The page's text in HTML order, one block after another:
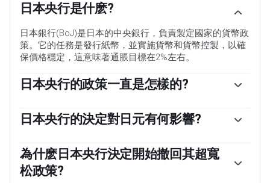
日本央行是什麽?
日本銀行(BoJ)是日本的中央銀行，負責製定國家的貨幣政
策。它的任務是發行紙幣，並實施貨幣和貨幣控製，以確
保價格穩定，這意味著通脹目標在2%左右。
日本央行的政策一直是怎樣的?
政策，以在低通脹環境下刺激經濟和推高通脹。央行的政
策是基於量化和定性寬松政策(QQE)，即印刷鈔票購買政
了策略力度，進一步放松政策，先是引入負利率，然後直
接控製10年期政府債券的收益率。2024年3月，日本央行
提高了利率，實際上退出了超寬松的貨幣政策立場。
日本央行的決定對日元有何影響?
值。這一過程在2022年和2023年加劇，原因是日本央行與
其他主要央行之間的政策分歧越來越大，後者選擇大幅加
息以對抗數十年來的高通脹水平。日本央行的政策導致日
為什麽日本央行決定開始撤回其超寬
松政策?